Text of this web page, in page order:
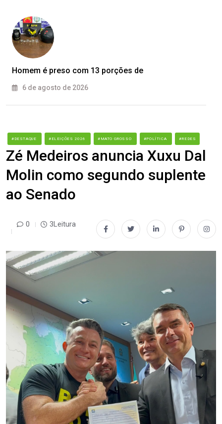
Homem é preso com 13 porções de
6 de agosto de 2026
#DESTAQUE #ELEIÇÕES 2026 #MATO GROSSO #POLÍTICA #REDES
Zé Medeiros anuncia Xuxu Dal
Molin como segundo suplente
ao Senado
0 3Leitura